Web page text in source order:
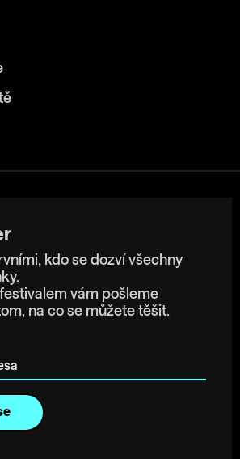
kdo se dozví všechny
vám pošleme
na co se můžete těšit.